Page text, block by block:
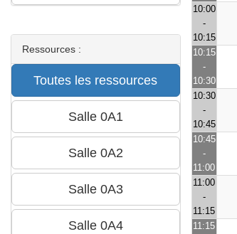
Ressources :
10:00
-
10:15
10:15
-
10:30
10:30
-
10:45
10:45
-
11:00
11:00
-
11:15
11:15